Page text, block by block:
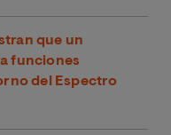
que un
funciones
del Espectro